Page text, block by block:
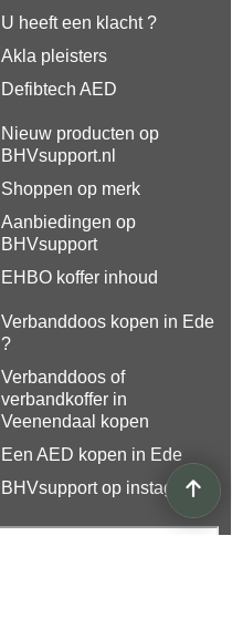
U heeft een klacht ?
Akla pleisters
Defibtech AED
Nieuw producten op
BHVsupport.nl
Shoppen op merk
Aanbiedingen op
BHVsupport
EHBO koffer inhoud
Verbanddoos kopen in Ede
?
Verbanddoos of
verbandkoffer in
Veenendaal kopen
Een AED kopen in Ede
BHVsupport op instagram